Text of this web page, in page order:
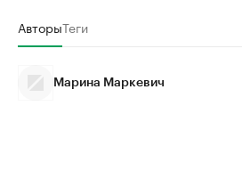
АвторыТеги
Марина Маркевич